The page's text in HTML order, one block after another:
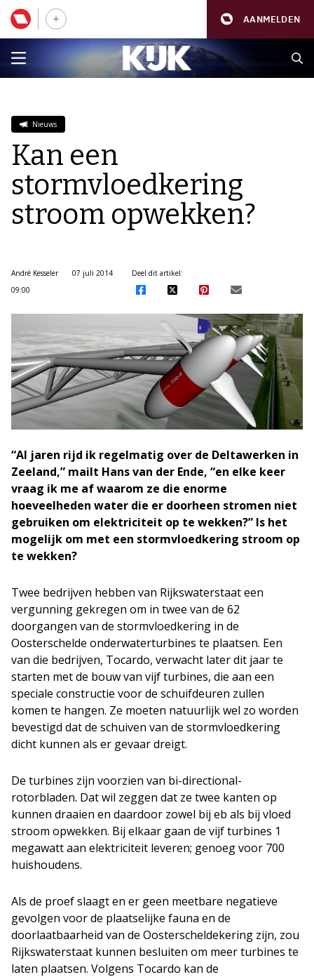
AANMELDEN
Nieuws
Kan een
stormvloedkering
stroom opwekken?
André Kesseler
07 juli 2014
09:00
Deel dit artikel:
“Al jaren rijd ik regelmatig over de Deltawerken in
Zeeland,” mailt Hans van der Ende, “en elke keer
vraag ik me af waarom ze die enorme
hoeveelheden water die er doorheen stromen niet
gebruiken om elektriciteit op te wekken?” Is het
mogelijk om met een stormvloedkering stroom op
te wekken?
Twee bedrijven hebben van Rijkswaterstaat een
vergunning gekregen om in twee van de 62
doorgangen van de stormvloedkering in de
Oosterschelde onderwaterturbines te plaatsen. Een
van die bedrijven, Tocardo, verwacht later dit jaar te
starten met de bouw van vijf turbines, die aan een
speciale constructie voor de schuifdeuren zullen
komen te hangen. Ze moeten natuurlijk wel zo worden
bevestigd dat de schuiven van de stormvloedkering
dicht kunnen als er gevaar dreigt.
De turbines zijn voorzien van bi-directional-
rotorbladen. Dat wil zeggen dat ze twee kanten op
kunnen draaien en daardoor zowel bij eb als bij vloed
stroom opwekken. Bij elkaar gaan de vijf turbines 1
megawatt aan elektriciteit leveren; genoeg voor 700
huishoudens.
Als de proef slaagt en er geen meetbare negatieve
gevolgen voor de plaatselijke fauna en de
doorlaatbaarheid van de Oosterscheldekering zijn, zou
Rijkswaterstaat kunnen besluiten om meer turbines te
laten plaatsen. Volgens Tocardo kan de